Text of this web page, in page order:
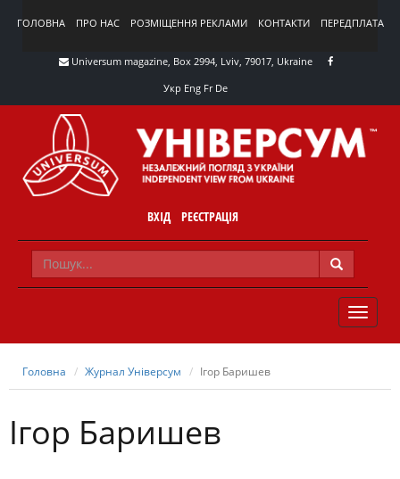
ГОЛОВНА ПРО НАС РОЗМІЩЕННЯ РЕКЛАМИ КОНТАКТИ ПЕРЕДПЛАТА
Universum magazine, Box 2994, Lviv, 79017, Ukraine
Укр Eng Fr De
ВХІД РЕЄСТРАЦІЯ
TOGGLE
Головна Журнал Універсум Ігор Баришев
Ігор Баришев